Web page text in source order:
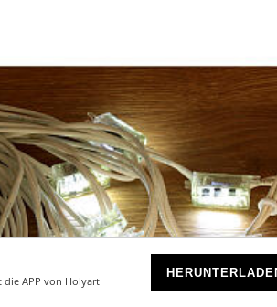
die APP von Holyart